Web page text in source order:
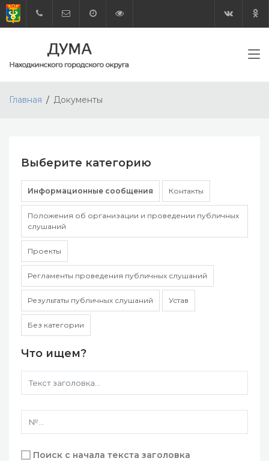
Главная Документы
Выберите категорию
Информационные сообщения Контакты
Положения об организации и проведении публичных
слушаний
Проекты
Регламенты проведения публичных слушаний
Результаты публичных слушаний Устав
Без категории
Что ищем?
Поиск с начала текста заголовка